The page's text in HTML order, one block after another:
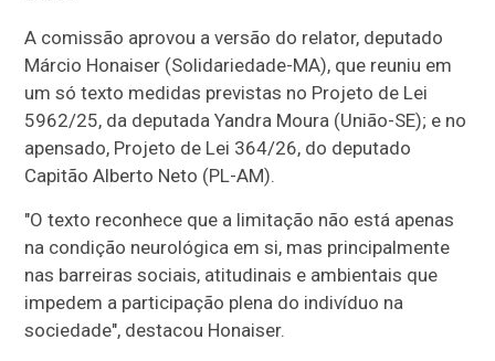
A comissão aprovou a versão do relator, deputado
Márcio Honaiser (Solidariedade-MA), que reuniu em
um só texto medidas previstas no Projeto de Lei
5962/25, da deputada Yandra Moura (União-SE); e no
apensado, Projeto de Lei 364/26, do deputado
Capitão Alberto Neto (PL-AM).
"O texto reconhece que a limitação não está apenas
na condição neurológica em si, mas principalmente
nas barreiras sociais, atitudinais e ambientais que
impedem a participação plena do indivíduo na
sociedade", destacou Honaiser.